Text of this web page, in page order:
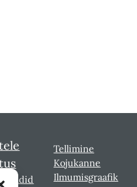
Tellimine
Kojukanne
Ilmumisgraafik